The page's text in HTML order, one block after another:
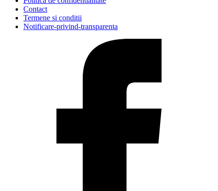
Contact
Termene si conditii
Notificare-privind-transparenta